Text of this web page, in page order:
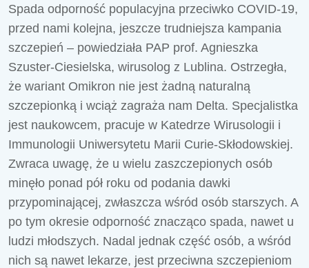
Spada odporność populacyjna przeciwko COVID-19,
przed nami kolejna, jeszcze trudniejsza kampania
szczepień – powiedziała PAP prof. Agnieszka
Szuster-Ciesielska, wirusolog z Lublina. Ostrzegła,
że wariant Omikron nie jest żadną naturalną
szczepionką i wciąż zagraża nam Delta. Specjalistka
jest naukowcem, pracuje w Katedrze Wirusologii i
Immunologii Uniwersytetu Marii Curie-Skłodowskiej.
Zwraca uwagę, że u wielu zaszczepionych osób
minęło ponad pół roku od podania dawki
przypominającej, zwłaszcza wśród osób starszych. A
po tym okresie odporność znacząco spada, nawet u
ludzi młodszych. Nadal jednak część osób, a wśród
nich są nawet lekarze, jest przeciwna szczepieniom